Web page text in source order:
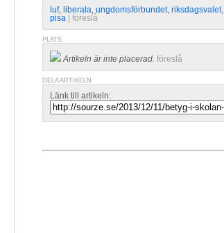
luf, liberala, ungdomsförbundet, riksdagsvalet,
pisa
föreslå
PLATS
Artikeln är inte placerad. föreslå
DELA ARTIKELN
Länk till artikeln: